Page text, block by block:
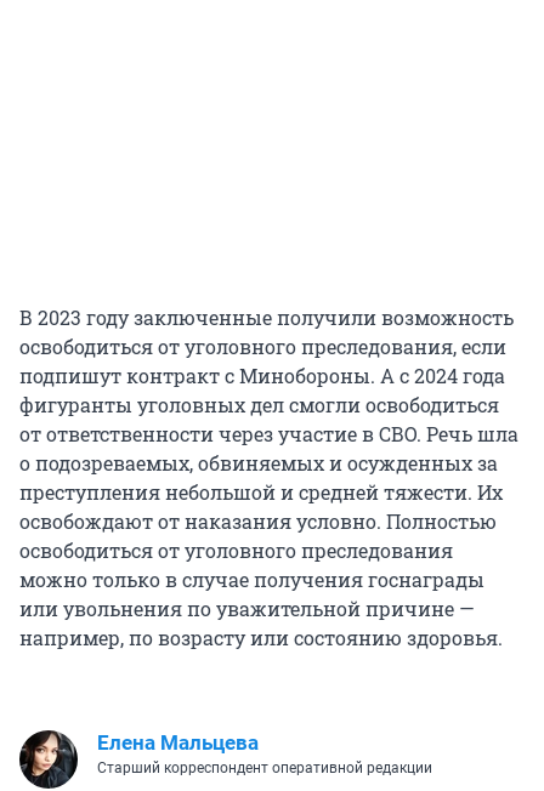
В 2023 году заключенные получили возможность
освободиться от уголовного преследования, если
подпишут контракт с Минобороны. А с 2024 года
фигуранты уголовных дел смогли освободиться
от ответственности через участие в СВО. Речь шла
о подозреваемых, обвиняемых и осужденных за
преступления небольшой и средней тяжести. Их
освобождают от наказания условно. Полностью
освободиться от уголовного преследования
можно только в случае получения госнаграды
или увольнения по уважительной причине —
например, по возрасту или состоянию здоровья.
Елена Мальцева
Старший корреспондент оперативной редакции